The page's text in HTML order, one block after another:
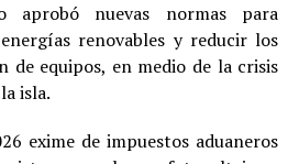
aprobó nuevas normas para
renovables y reducir los
de equipos, en medio de la crisis
isla.
exime de impuestos aduaneros